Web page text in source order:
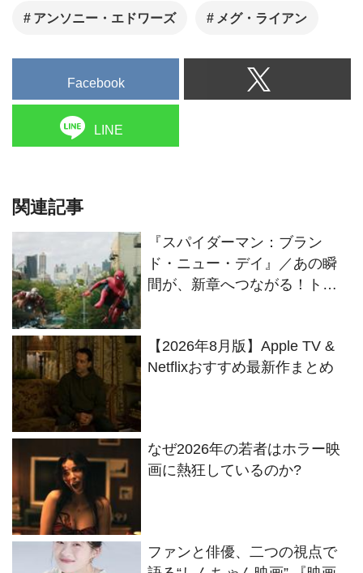
アンソニー・エドワーズ メグ・ライアン
Facebook
LINE
関連記事
『スパイダーマン：ブラン
ド・ニュー・デイ』／あの瞬
間が、新章へつながる！ト
軌跡
【2026年8月版】Apple TV &
Netflixおすすめ最新作まとめ
なぜ2026年の若者はホラー映
画に熱狂しているのか?
ファンと俳優、二つの視点で